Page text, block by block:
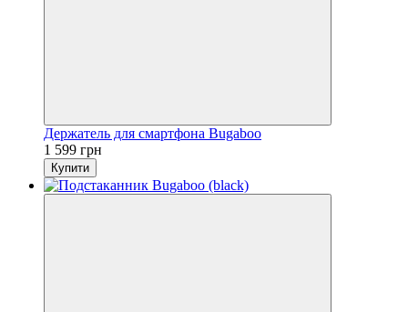
Держатель для смартфона Bugaboo
1 599 грн
Купити